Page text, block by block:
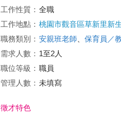
工作性質： 全職
工作地點： 桃園市觀音區草新里新
職務類別： 安親班老師
保育員／
需求人數： 1至2人
職位等級： 職員
管理人數： 未填寫
徵才特色